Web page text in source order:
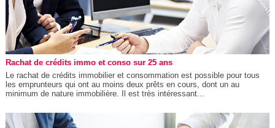
Rachat de crédits immo et conso sur 25 ans
Le rachat de crédits immobilier et consommation est possible pour tous
les emprunteurs qui ont au moins deux prêts en cours, dont un au
minimum de nature immobilière. Il est très intéressant...